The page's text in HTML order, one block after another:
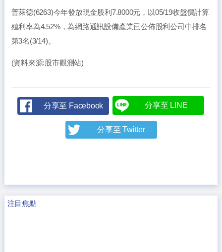
普萊德(6263)今年發放現金股利7.8000元，以05/19收盤價計算
殖利率為4.52%，為網路通訊設備產業已公佈股利公司中排名
第3名(3/14)。
(資料來源:股市觀測站)
分享至 Facebook 分享至 LINE
分享至 Twitter
注目焦點